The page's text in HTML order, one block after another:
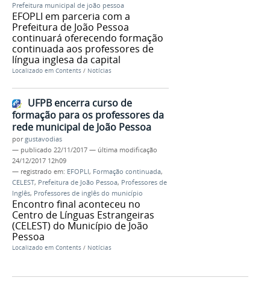
Prefeitura municipal de joão pessoa
EFOPLI em parceria com a
Prefeitura de João Pessoa
continuará oferecendo formação
continuada aos professores de
língua inglesa da capital
Localizado em Contents / Notícias
UFPB encerra curso de
formação para os professores da
rede municipal de João Pessoa
porgustavodias
— publicado 22/11/2017 — última modificação
24/12/2017 12h09
— registrado em: EFOPLI, Formação continuada,
CELEST, Prefeitura de João Pessoa, Professores de
Inglês, Professores de inglês do município
Encontro final aconteceu no
Centro de Línguas Estrangeiras
(CELEST) do Município de João
Pessoa
Localizado em Contents / Notícias